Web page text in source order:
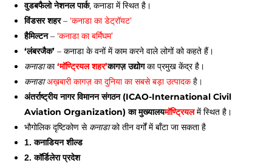
वुडबफैलो नेशनल पार्क, कनाडा में स्थित है।
विंडसर शहर – ‘कनाडा का डेट्रॉयट’
हैमिल्टन – ‘कनाडा का बर्मिंघम’
‘लंबरजैक’ – कनाडा के वनों में काम करने वाले लोगों को कहते हैं।
कनाडा का ‘मॉण्ट्रियल शहर’कागज़ उद्योग का प्रमुख केंद्र है।
कनाडा अख़बारी कागज़ का दुनिया का सबसे बड़ा उत्पादक है।
अंतर्राष्ट्रीय नागर विमानन संगठन (ICAO-International Civil
Aviation Organization) का मुख्यालयमॉण्ट्रियल में स्थित है।
भौगोलिक दृष्टिकोण से कनाडा को तीन वर्गों में बाँटा जा सकता है
1. कनाडियन शील्ड
2. कॉर्डिलेरा प्रदेश